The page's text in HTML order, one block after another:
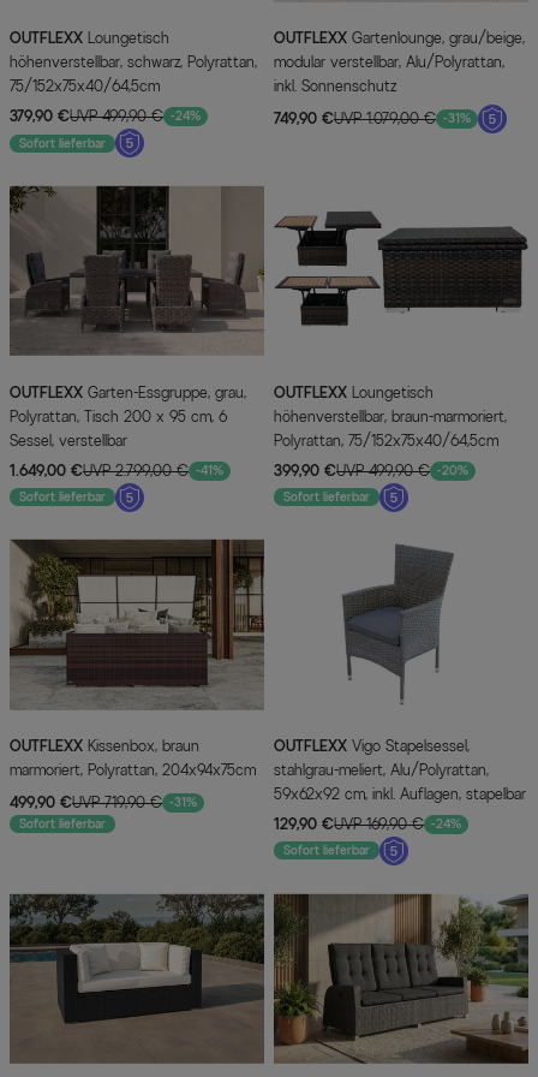
OUTFLEXX
höhenverstellbar, schwarz, Polyrattan,
75/152x75x40/64,5cm
379,90 €UVP 499,90 € -24%
Sofort lieferbar
OUTFLEXX
modular verstellbar, Alu/Polyrattan,
inkl. Sonnenschutz
749,90 €UVP 1.079,00 € -31%
OUTFLEXX
Polyrattan, Tisch 200 x 95 cm, 6
Sessel, verstellbar
1.649,00 €UVP 2.799,00 € -41%
Sofort lieferbar
OUTFLEXX
höhenverstellbar, braun-marmoriert,
Polyrattan, 75/152x75x40/64,5cm
399,90 €UVP 499,90 € -20%
Sofort lieferbar
OUTFLEXX
marmoriert, Polyrattan, 204x94x75cm
499,90 €UVP 719,90 € -31%
Sofort lieferbar
OUTFLEXX
stahlgrau-meliert, Alu/Polyrattan,
59x62x92 cm, inkl. Auflagen, stapelbar
129,90 €UVP 169,90 € -24%
Sofort lieferbar